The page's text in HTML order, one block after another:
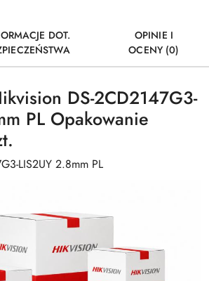
DOT.
OPINIE I
OCENY (0)
DS-2CD2147G3-
PL Opakowanie
LIS2UY 2.8mm PL